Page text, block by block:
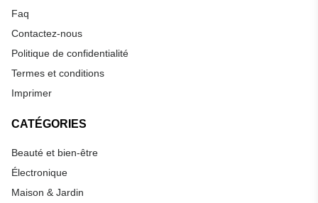
Faq
Contactez-nous
Politique de confidentialité
Termes et conditions
Imprimer
CATÉGORIES
Beauté et bien-être
Électronique
Maison & Jardin